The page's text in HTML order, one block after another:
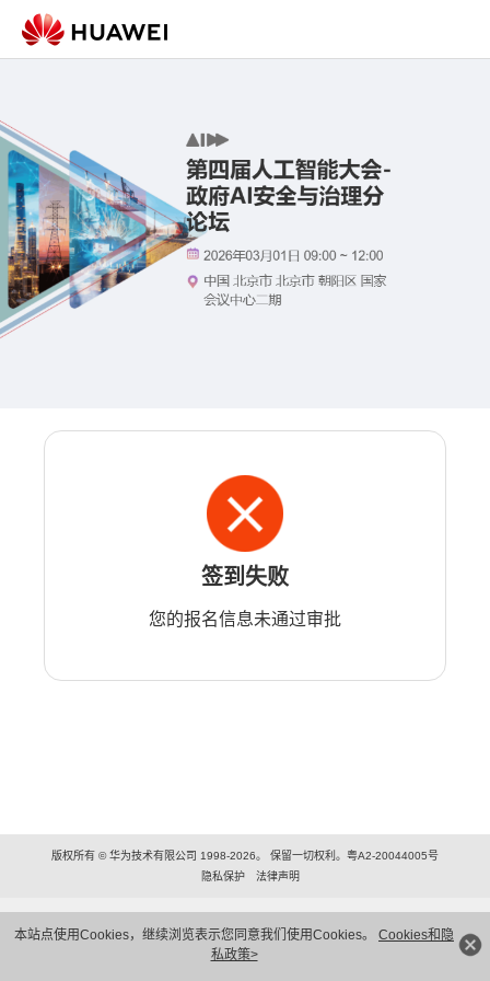
本站点使用Cookies，继续浏览表示您同意我们使用Cookies。 Cookies和隐
私政策>
签到失败
您的报名信息未通过审批
版权所有 © 华为技术有限公司 1998-2026。 保留一切权利。粤A2-20044005号
隐私保护
法律声明